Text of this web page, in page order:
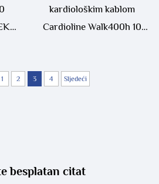
kardiološkim kablom
Cardioline Walk400h 10
1 2 3 4 Sljedeći
besplatan citat